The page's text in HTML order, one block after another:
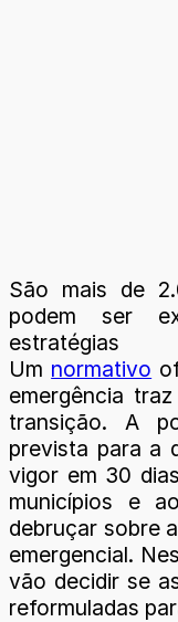
São mais de
podem ser
Um normativo
emergência
transição. A
prevista para a
vigor em 30
municípios e
debruçar sobre
emergencial.
vão decidir se
reformuladas